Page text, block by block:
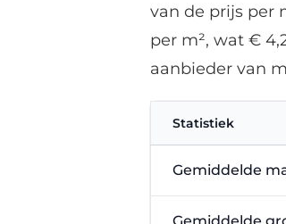
van de prijs per
per m², wat €
aanbieder van
Statistiek
Gemiddelde
Gemiddelde